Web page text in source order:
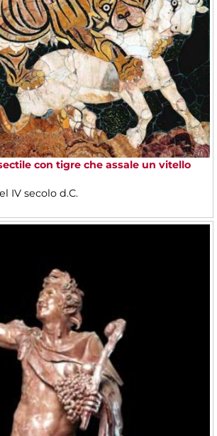
con tigre che assale un vitello
IV secolo d.C.